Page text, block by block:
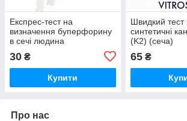
Експрес-тест на
визначення буперфорину
в сечі людина
30 ₴
Купити
Швидкий тест
синтетичні
(K2) (сеча)
65₴
Про нас